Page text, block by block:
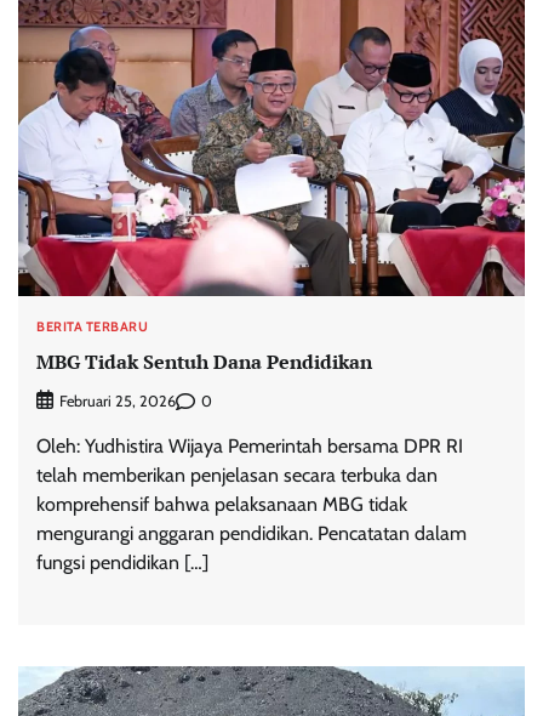
BERITA TERBARU
MBG Tidak Sentuh Dana Pendidikan
Februari 25, 2026 0
Oleh: Yudhistira Wijaya Pemerintah bersama DPR RI
telah memberikan penjelasan secara terbuka dan
komprehensif bahwa pelaksanaan MBG tidak
mengurangi anggaran pendidikan. Pencatatan dalam
fungsi pendidikan […]